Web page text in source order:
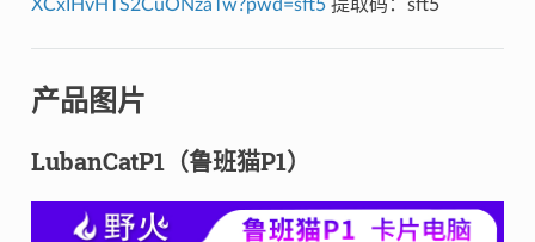
XCxIHvHTS2CuONzaTw?pwd=sft5提取码：sft5
产品图片
LubanCatP1（鲁班猫P1）